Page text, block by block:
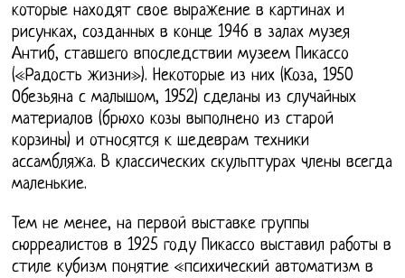
которые находят свое выражение в картинах и
рисунках, созданных в конце 1946 в залах музея
Антиб, ставшего впоследствии музеем Пикассо
(«Радость жизни»). Некоторые из них (Коза, 1950
Обезьяна с малышом, 1952) сделаны из случайных
материалов (брюхо козы выполнено из старой
корзины) и относятся к шедеврам техники
ассамбляжа. В классических скульптурах члены всегда
маленькие.
Тем не менее, на первой выставке группы
сюрреалистов в 1925 году Пикассо выставил работы в
стиле кубизм понятие «психический автоматизм в